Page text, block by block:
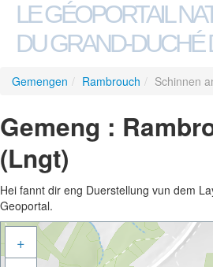
LE GÉOPORTAIL
DU GRAND-
Gemengen / Rambrouch / Schinnen
Gemeng :
(Lngt)
Hei fannt dir eng Duerstellung vun dem
Geoportal.
+